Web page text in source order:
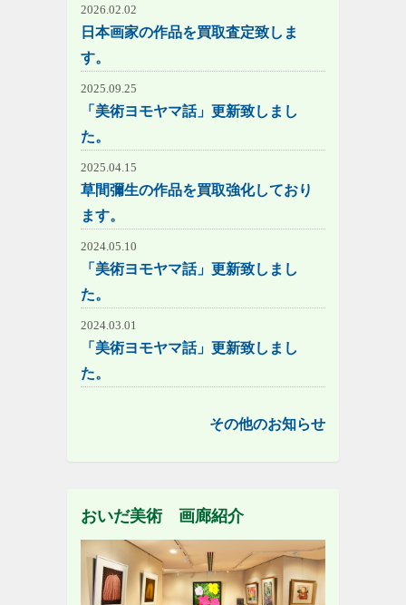
2026.02.02
日本画家の作品を買取査定致しま
す。
2025.09.25
「美術ヨモヤマ話」更新致しまし
た。
2025.04.15
草間彌生の作品を買取強化しており
ます。
2024.05.10
「美術ヨモヤマ話」更新致しまし
た。
2024.03.01
「美術ヨモヤマ話」更新致しまし
た。
その他のお知らせ
おいだ美術 画廊紹介